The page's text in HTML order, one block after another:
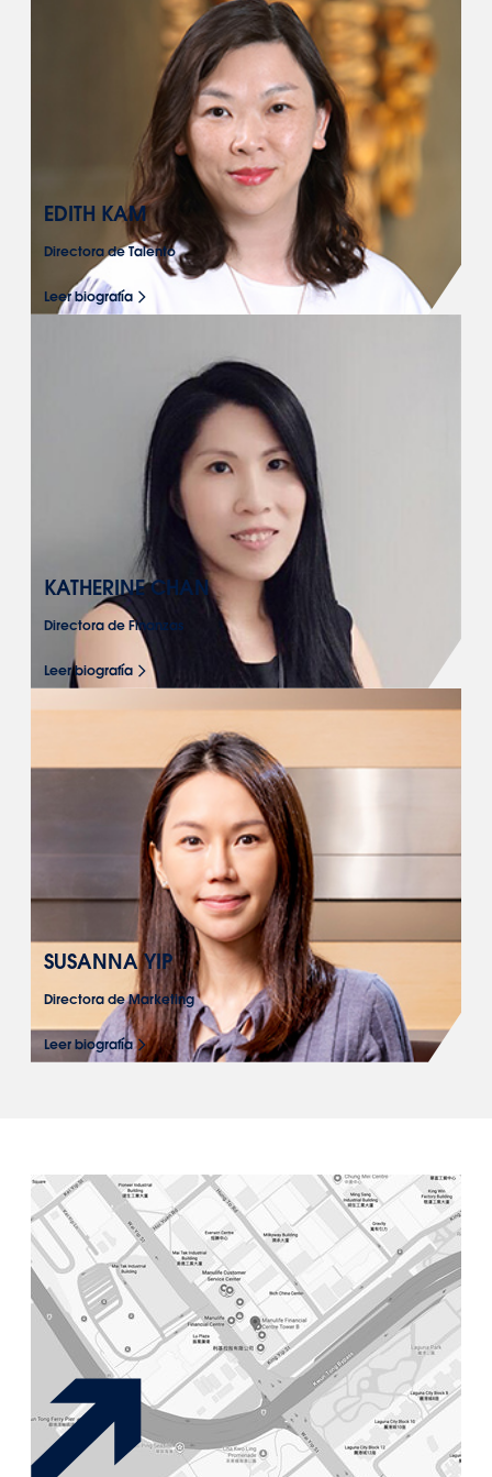
EDITH KAM
Directora de Talento
Leer biografía
KATHERINE CHAN
Directora de Finanzas
Leer biografía
SUSANNA YIP
Directora de Marketing
Leer biografía